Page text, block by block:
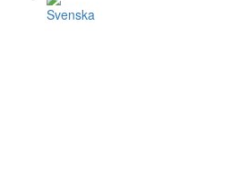
Svenska